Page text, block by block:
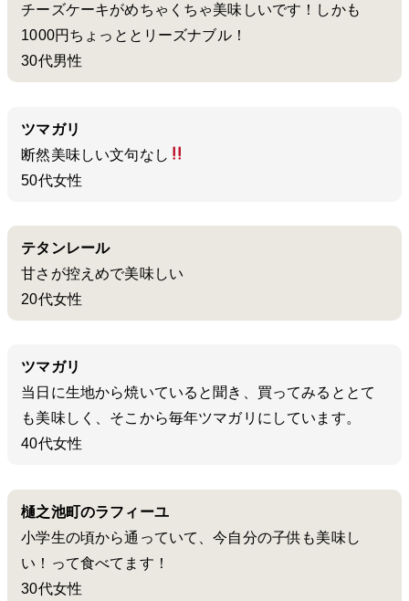
チーズケーキがめちゃくちゃ美味しいです！しかも
1000円ちょっととリーズナブル！
30代男性
ツマガリ
断然美味しい文句なし
50代女性
テタンレール
甘さが控えめで美味しい
20代女性
ツマガリ
当日に生地から焼いていると聞き、買ってみるととて
も美味しく、そこから毎年ツマガリにしています。
40代女性
樋之池町のラフィーユ
小学生の頃から通っていて、今自分の子供も美味し
い！って食べてます！
30代女性